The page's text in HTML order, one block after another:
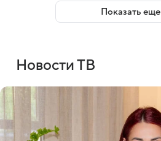
Показать еще
Новости ТВ